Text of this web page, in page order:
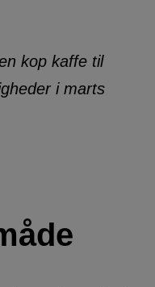
kop kaffe til
i marts